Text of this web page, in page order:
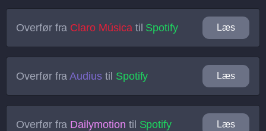
Overfør fra Claro Música til Spotify Læs
Overfør fraAudius til Spotify Læs
Overfør fra Dailymotion til Spotify Læs